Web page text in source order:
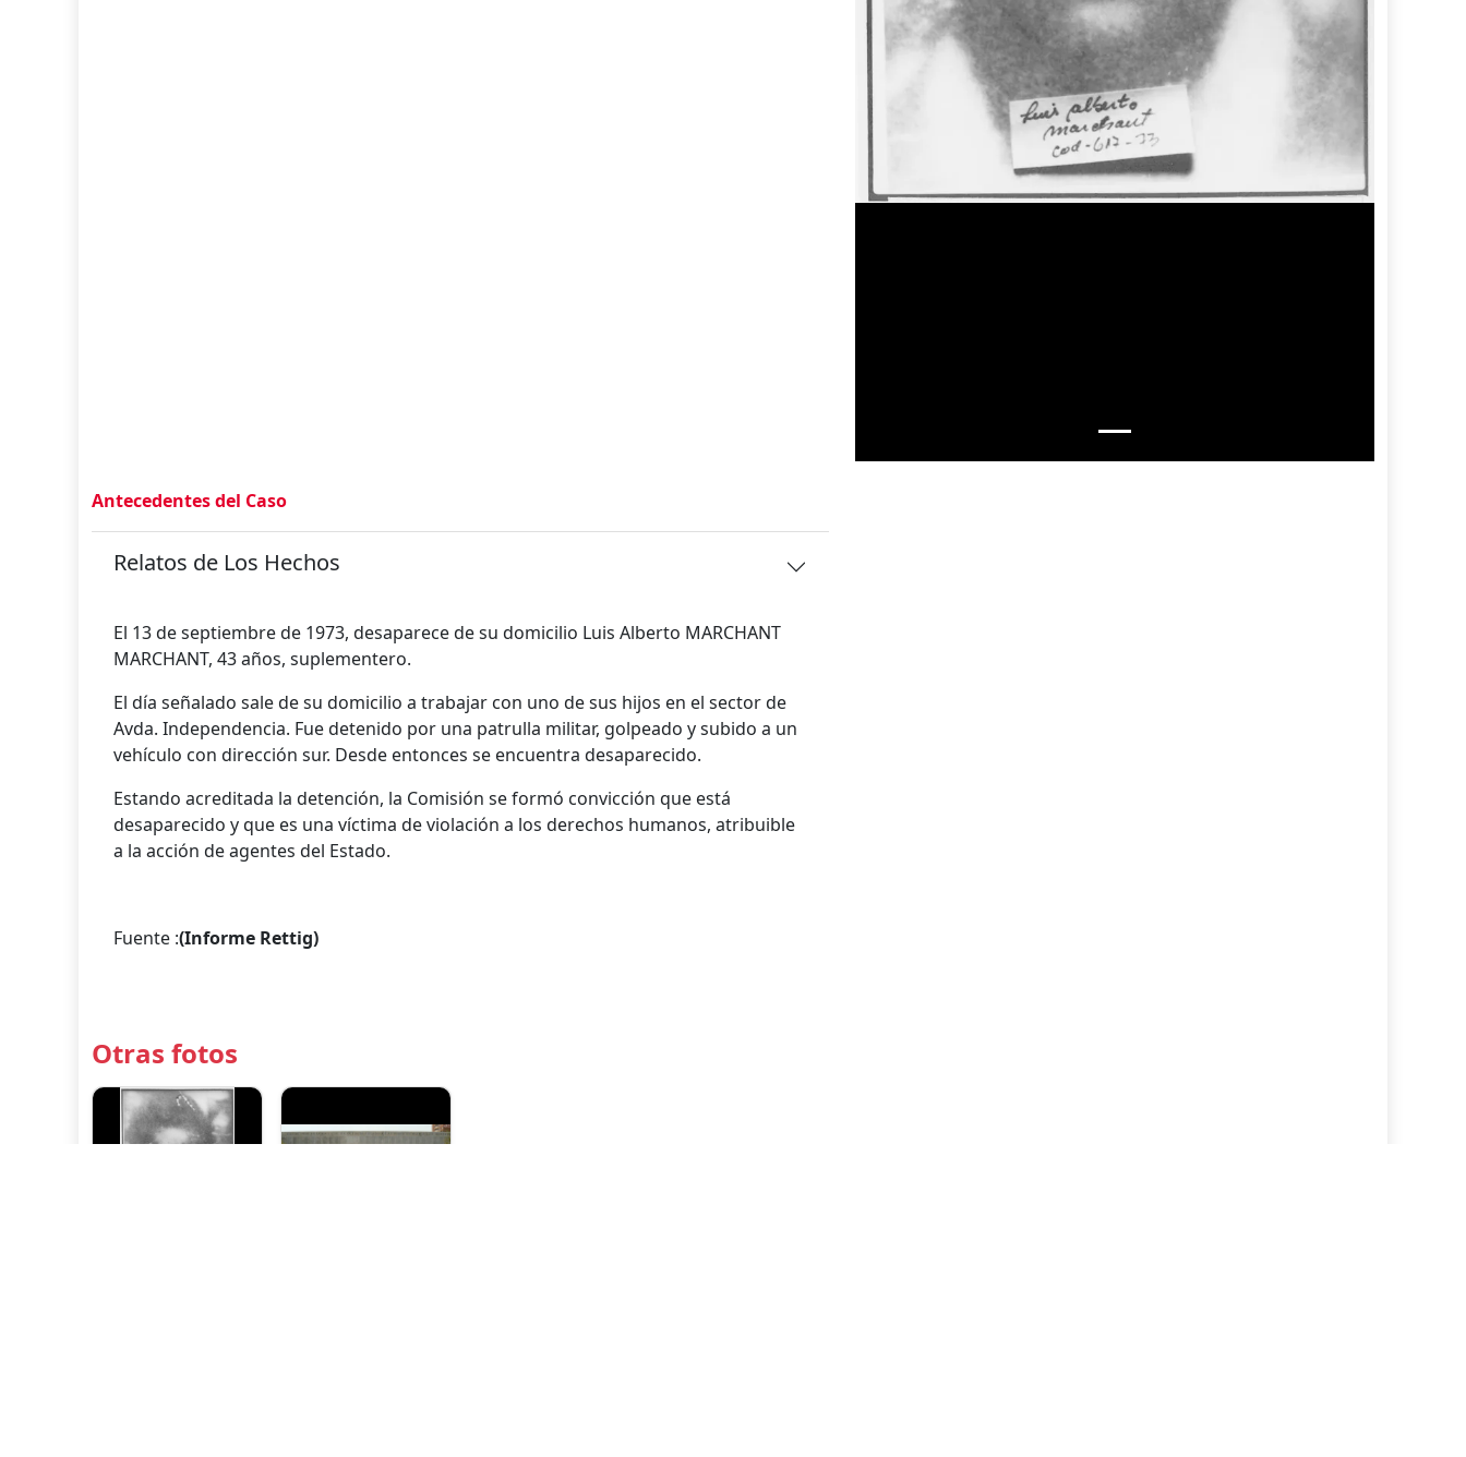
Antecedentes del Caso
Relatos de Los Hechos
El 13 de septiembre de 1973, desaparece de su domicilio Luis Alberto MARCHANT
MARCHANT, 43 años, suplementero.
El día señalado sale de su domicilio a trabajar con uno de sus hijos en el sector de
Avda. Independencia. Fue detenido por una patrulla militar, golpeado y subido a un
vehículo con dirección sur. Desde entonces se encuentra desaparecido.
Estando acreditada la detención, la Comisión se formó convicción que está
desaparecido y que es una víctima de violación a los derechos humanos, atribuible
a la acción de agentes del Estado.
Fuente :(Informe Rettig)
Otras fotos